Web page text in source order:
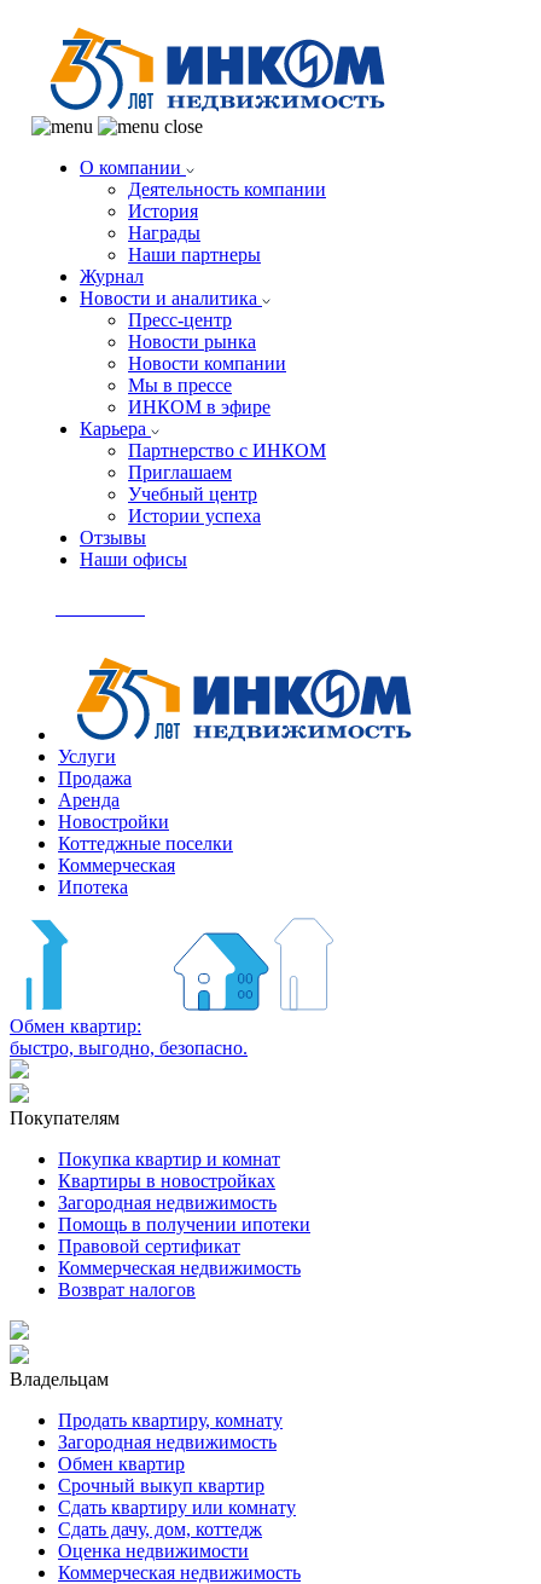
О компании
Деятельность компании
История
Награды
Наши партнеры
Журнал
Новости и аналитика
Пресс-центр
Новости рынка
Новости компании
Мы в прессе
ИНКОМ в эфире
Карьера
Партнерство с ИНКОМ
Приглашаем
Учебный центр
Истории успеха
Отзывы
Наши офисы
Услуги
Продажа
Аренда
Новостройки
Коттеджные поселки
Коммерческая
Ипотека
Обмен квартир:
быстро, выгодно, безопасно.
Покупателям
Покупка квартир и комнат
Квартиры в новостройках
Загородная недвижимость
Помощь в получении ипотеки
Правовой сертификат
Коммерческая недвижимость
Возврат налогов
Владельцам
Продать квартиру, комнату
Загородная недвижимость
Обмен квартир
Срочный выкуп квартир
Сдать квартиру или комнату
Сдать дачу, дом, коттедж
Оценка недвижимости
Коммерческая недвижимость